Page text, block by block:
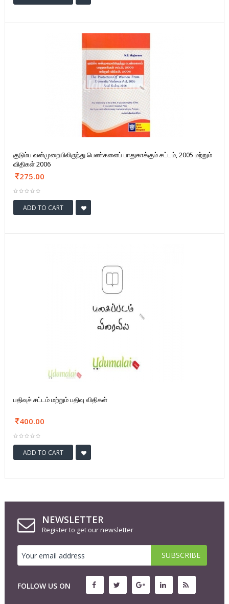
குடும்ப வன்முறையிலிருந்து பெண்களைப் பாதுகாக்கும் சட்டம், 2005 மற்றும்
விதிகள் 2006
275.00
ADD TO CART
பதிவுச் சட்டம் மற்றும் பதிவு விதிகள்
400.00
ADD TO CART
NEWSLETTER
Register to get our newsletter
FOLLOW US ON